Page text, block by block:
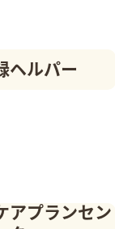
ヘルパー
アプランセン